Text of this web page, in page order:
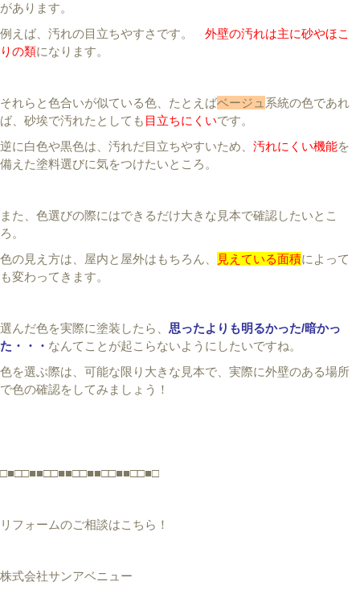
があります。
例えば、汚れの目立ちやすさです。 外壁の汚れは主に砂やほこ
りの類になります。
それらと色合いが似ている色、たとえばベージュ 系統の色であれ
ば、砂埃で汚れたとしても 目立ちにくいです。
逆に白色や黒色は、汚れだ目立ちやすいため、 汚れにくい機能を
備えた塗料選びに気をつけたいところ。
また、色選びの際にはできるだけ大きな見本で確認したいとこ
ろ。
色の見え方は、屋内と屋外はもちろん、
見えている面積によって
も変わってきます。
選んだ色を実際に塗装したら、 思ったよりも明るかった/暗かっ
た・・・ なんてことが起こらないようにしたいですね。
色を選ぶ際は、可能な限り大きな見本で、実際に外壁のある場所
で色の確認をしてみましょう！
□■□□■■□□■■□□■■□□■■□□■□
リフォームのご相談はこちら！
株式会社サンアベニュー